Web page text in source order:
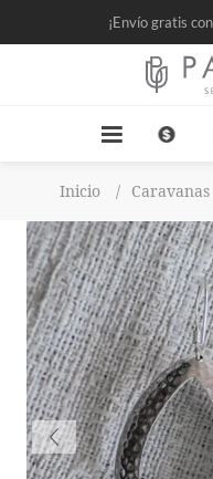
¡Envío gratis
Inicio / Caravanas